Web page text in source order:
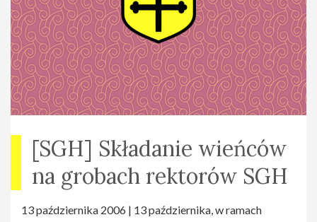
[SGH] Składanie wieńców
na grobach rektorów SGH
13 października 2006 | 13 października, w ramach